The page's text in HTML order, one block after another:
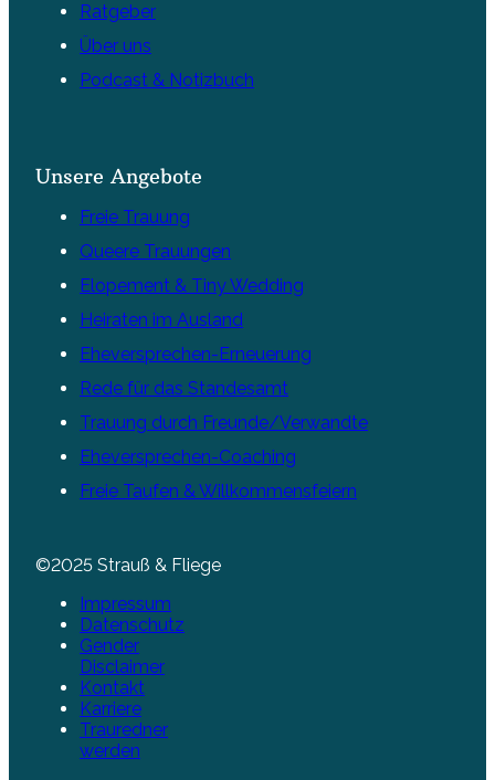
Ratgeber
Über uns
Podcast & Notizbuch
Unsere Angebote
Freie Trauung
Queere Trauungen
Elopement & Tiny Wedding
Heiraten im Ausland
Eheversprechen-Erneuerung
Rede für das Standesamt
Trauung durch Freunde/Verwandte
Eheversprechen-Coaching
Freie Taufen & Willkommensfeiern
©2025 Strauß & Fliege
Impressum
Datenschutz
Gender
Disclaimer
Kontakt
Karriere
Trauredner
werden